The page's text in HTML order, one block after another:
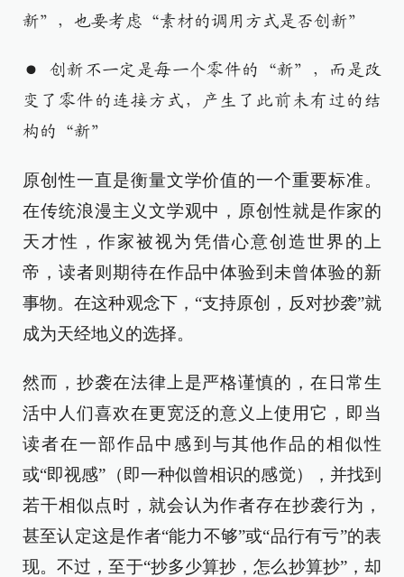
新”，也要考虑“素材的调用方式是否创新”
● 创新不一定是每一个零件的“新”，而是改
变了零件的连接方式，产生了此前未有过的结
构的“新”
原创性一直是衡量文学价值的一个重要标准。
在传统浪漫主义文学观中，原创性就是作家的
天才性，作家被视为凭借心意创造世界的上
帝，读者则期待在作品中体验到未曾体验的新
事物。在这种观念下，“支持原创，反对抄袭”就
成为天经地义的选择。
然而，抄袭在法律上是严格谨慎的，在日常生
活中人们喜欢在更宽泛的意义上使用它，即当
读者在一部作品中感到与其他作品的相似性
或“即视感”（即一种似曾相识的感觉），并找到
若干相似点时，就会认为作者存在抄袭行为，
甚至认定这是作者“能力不够”或“品行有亏”的表
现。不过，至于“抄多少算抄，怎么抄算抄”，却